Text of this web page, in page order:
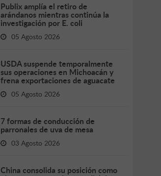
Publix amplía el retiro de
arándanos mientras continúa la
investigación por E. coli
05 Agosto 2026
USDA suspende temporalmente
sus operaciones en Michoacán y
frena exportaciones de aguacate
05 Agosto 2026
7 formas de conducción de
parronales de uva de mesa
03 Agosto 2026
China consolida su posición como